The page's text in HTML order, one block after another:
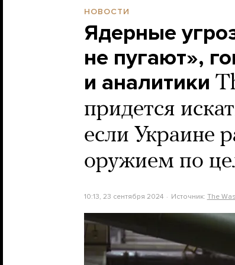
НОВОСТИ
Ядерные
не пугают»,
и аналитики
придется
если Украине
оружием по
10:13, 23 сентября 2024 Источник: The